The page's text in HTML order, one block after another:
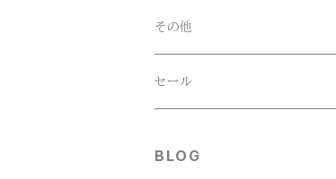
Four Seasons Garage(FSG)
freewaters(フリーウォータース)
その他
セール
BLOG